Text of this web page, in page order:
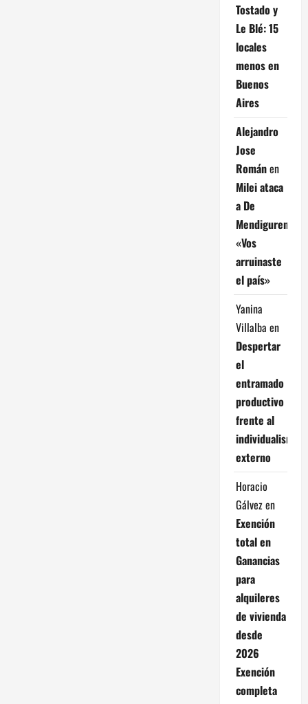
Tostado y
Le Blé: 15
locales
menos en
Buenos
Aires
Alejandro
Jose
Románen
Milei ataca
a De
Mendiguren:
«Vos
arruinaste
el país»
Yanina
Villalba en
Despertar
el
entramado
productivo
frente al
individualismo
externo
Horacio
Gálvezen
Exención
total en
Ganancias
para
alquileres
de vivienda
desde
2026
Exención
completa